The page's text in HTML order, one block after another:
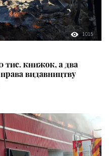
1015
книжок, а два
видавництву